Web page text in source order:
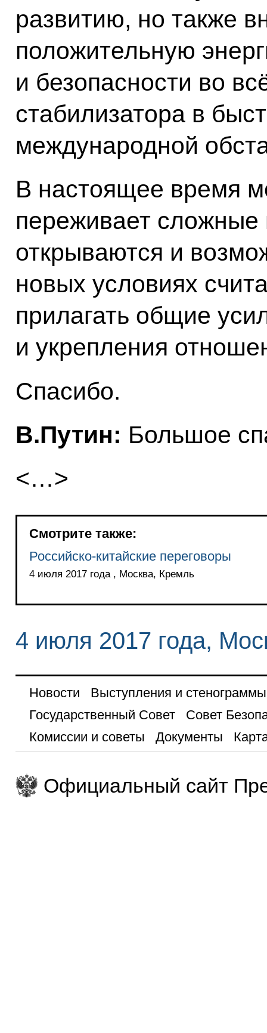
развитию, но также
положительную
и безопасности во
стабилизатора в
международной
В настоящее время
переживает
открываются и
новых условиях
прилагать общие
и укрепления
Спасибо.
В.Путин: Большое
<…>
Смотрите также:
Российско-китайские переговоры
4 июля 2017 года , Москва, Кремль
4 июля 2017 года,
Новости
Выступления и стенограммы
Государственный Совет
Совет
Комиссии и советы
Документы
Официальный сайт